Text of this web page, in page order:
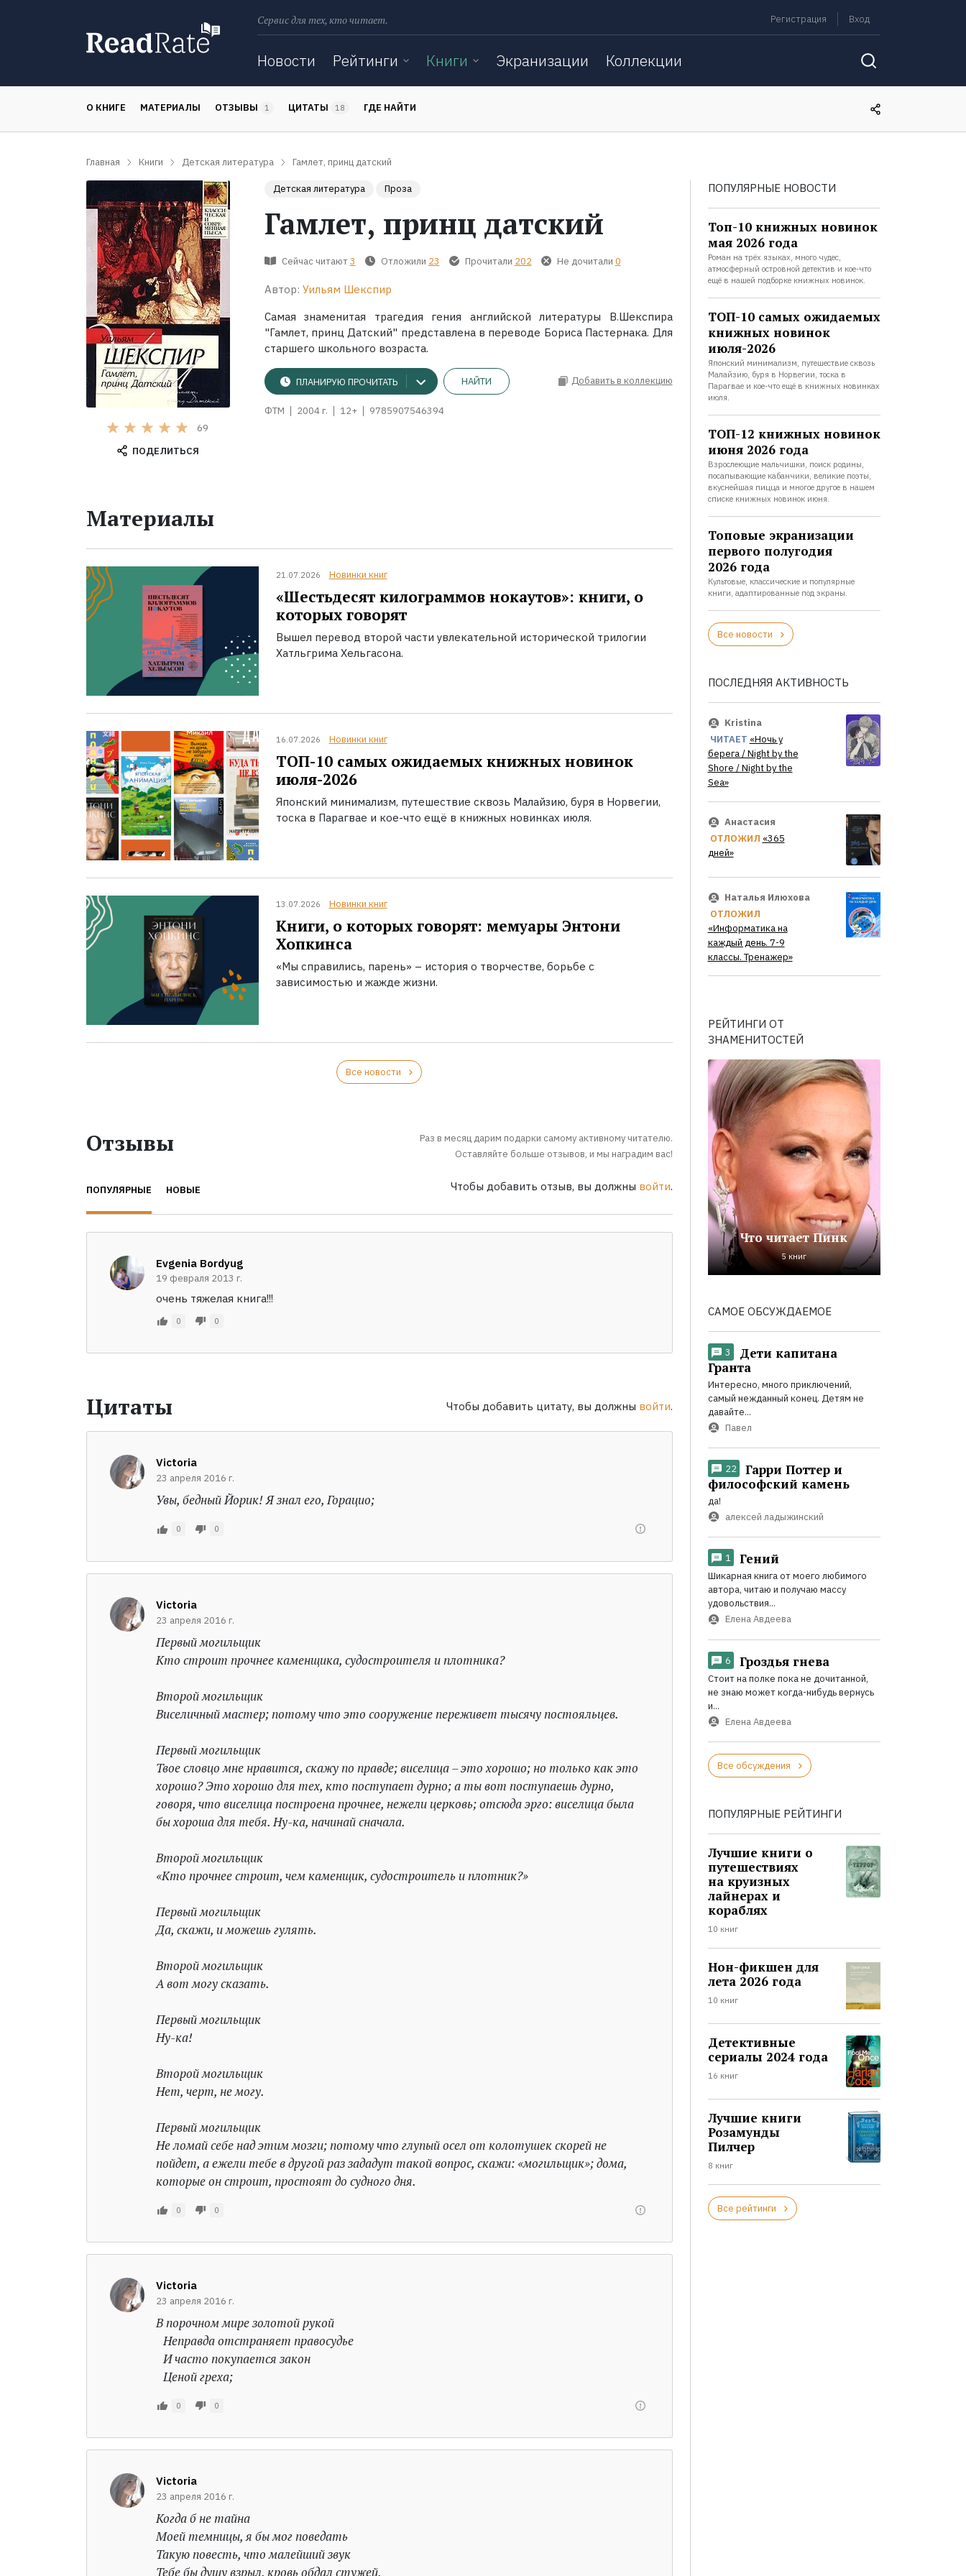
Сервис для тех, кто читает. Регистрация Вход
Новости Рейтинги Книги Экранизации Коллекции
О КНИГЕ МАТЕРИАЛЫ ОТЗЫВЫ 1 ЦИТАТЫ 18 ГДЕ НАЙТИ
Главная Книги Детская литература Гамлет, принц датский
69
ПОДЕЛИТЬСЯ
Детская литература Проза
Гамлет, принц датский
Сейчас читают 3 Отложили 23 Прочитали 202 Не дочитали 0
Автор: Уильям Шекспир
Самая знаменитая трагедия гения английской литературы В.Шекспира
"Гамлет, принц Датский" представлена в переводе Бориса Пастернака. Для
старшего школьного возраста.
ПЛАНИРУЮ ПРОЧИТАТЬ НАЙТИ Добавить в коллекцию
ФТМ 2004 г. 12+ 9785907546394
Материалы
21.07.2026 Новинки книг
«Шестьдесят килограммов нокаутов»: книги, о
которых говорят
Вышел перевод второй части увлекательной исторической трилогии
Хатльгрима Хельгасона.
16.07.2026 Новинки книг
ТОП-10 самых ожидаемых книжных новинок
июля-2026
Японский минимализм, путешествие сквозь Малайзию, буря в Норвегии,
тоска в Парагвае и кое-что ещё в книжных новинках июля.
13.07.2026 Новинки книг
Книги, о которых говорят: мемуары Энтони
Хопкинса
«Мы справились, парень» – история о творчестве, борьбе с
зависимостью и жажде жизни.
Все новости
Отзывы
Раз в месяц дарим подарки самому активному читателю.
Оставляйте больше отзывов, и мы наградим вас!
Чтобы добавить отзыв, вы должны войти.
ПОПУЛЯРНЫЕ НОВЫЕ
Evgenia Bordyug
19 февраля 2013 г.
очень тяжелая книга!!!
0 0
Цитаты Чтобы добавить цитату, вы должны войти.
Victoria
23 апреля 2016 г.
Увы, бедный Йорик! Я знал его, Горацио;
0 0
Victoria
23 апреля 2016 г.
Первый могильщик
Кто строит прочнее каменщика, судостроителя и плотника?
Второй могильщик
Виселичный мастер; потому что это сооружение переживет тысячу постояльцев.
Первый могильщик
Твое словцо мне нравится, скажу по правде; виселица – это хорошо; но только как это
хорошо? Это хорошо для тех, кто поступает дурно; а ты вот поступаешь дурно,
говоря, что виселица построена прочнее, нежели церковь; отсюда эрго: виселица была
бы хороша для тебя. Ну-ка, начинай сначала.
Второй могильщик
«Кто прочнее строит, чем каменщик, судостроитель и плотник?»
Первый могильщик
Да, скажи, и можешь гулять.
Второй могильщик
А вот могу сказать.
Первый могильщик
Ну-ка!
Второй могильщик
Нет, черт, не могу.
Первый могильщик
Не ломай себе над этим мозги; потому что глупый осел от колотушек скорей не
пойдет, а ежели тебе в другой раз зададут такой вопрос, скажи: «могильщик»; дома,
которые он строит, простоят до судного дня.
0 0
Victoria
23 апреля 2016 г.
В порочном мире золотой рукой
Неправда отстраняет правосудье
И часто покупается закон
Ценой греха;
0 0
Victoria
23 апреля 2016 г.
Когда б не тайна
Моей темницы, я бы мог поведать
Такую повесть, что малейший звук
Тебе бы душу взрыл, кровь обдал стужей,
ПОПУЛЯРНЫЕ НОВОСТИ
Топ-10 книжных новинок
мая 2026 года
Роман на трёх языках, много чудес,
атмосферный островной детектив и кое-что
ещё в нашей подборке книжных новинок.
ТОП-10 самых ожидаемых
книжных новинок
июля-2026
Японский минимализм, путешествие сквозь
Малайзию, буря в Норвегии, тоска в
Парагвае и кое-что ещё в книжных новинках
июля.
ТОП-12 книжных новинок
июня 2026 года
Взрослеющие мальчишки, поиск родины,
посапывающие кабанчики, великие поэты,
вкуснейшая пицца и многое другое в нашем
списке книжных новинок июня.
Топовые экранизации
первого полугодия
2026 года
Культовые, классические и популярные
книги, адаптированные под экраны.
Все новости
ПОСЛЕДНЯЯ АКТИВНОСТЬ
Kristina
ЧИТАЕТ «Ночь у
берега / Night by the
Shore / Night by the
Sea»
Анастасия
ОТЛОЖИЛ «365
дней»
Наталья Илюхова
ОТЛОЖИЛ
«Информатика на
каждый день. 7-9
классы. Тренажер»
РЕЙТИНГИ ОТ
ЗНАМЕНИТОСТЕЙ
Что читает Пинк
5 книг
САМОЕ ОБСУЖДАЕМОЕ
3
Дети капитана
Гранта
Интересно, много приключений,
самый нежданный конец. Детям не
давайте...
Павел
22
Гарри Поттер и
философский камень
да!
алексей ладыжинский
1 Гений
Шикарная книга от моего любимого
автора, читаю и получаю массу
удовольствия...
Елена Авдеева
6 Гроздья гнева
Стоит на полке пока не дочитанной,
не знаю может когда-нибудь вернусь
и...
Елена Авдеева
Все обсуждения
ПОПУЛЯРНЫЕ РЕЙТИНГИ
Лучшие книги о
путешествиях
на круизных
лайнерах и
кораблях
10 книг
Нон-фикшен для
лета 2026 года
10 книг
Детективные
сериалы 2024 года
16 книг
Лучшие книги
Розамунды
Пилчер
8 книг
Все рейтинги